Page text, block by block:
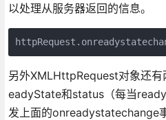
以处理从服务器返回的信息。
另外XMLHttpRequest对象还
eadyState和status（每当
发上面的onreadystatechange